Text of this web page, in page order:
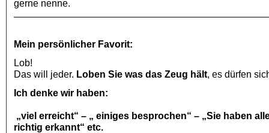
gerne nenne.
Mein persönlicher Favorit:
Lob!
Das will jeder. Loben Sie was das Zeug hält, es dürfen
Ich denke wir haben:
„viel erreicht“ – „ einiges besprochen“ – „Sie haben
richtig erkannt“ etc.